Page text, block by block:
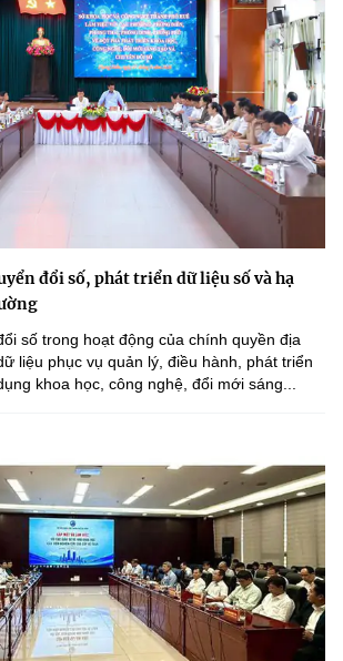
đổi số, phát triển dữ liệu số và hạ
số trong hoạt động của chính quyền địa
liệu phục vụ quản lý, điều hành, phát triển
khoa học, công nghệ, đổi mới sáng...